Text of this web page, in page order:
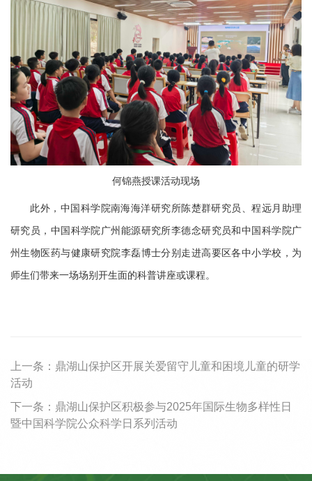
何锦燕授课活动现场
此外，中国科学院南海海洋研究所陈楚群研究员、程远月助理
研究员，中国科学院广州能源研究所李德念研究员和中国科学院广
州生物医药与健康研究院李磊博士分别走进高要区各中小学校，为
师生们带来一场场别开生面的科普讲座或课程。
上一条： 鼎湖山保护区开展关爱留守儿童和困境儿童的研学
活动
下一条： 鼎湖山保护区积极参与2025年国际生物多样性日
暨中国科学院公众科学日系列活动